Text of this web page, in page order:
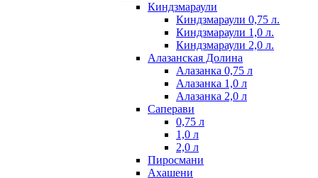
Киндзмараули
Киндзмараули 0,75 л.
Киндзмараули 1,0 л.
Киндзмараули 2,0 л.
Алазанская Долина
Алазанка 0,75 л
Алазанка 1,0 л
Алазанка 2,0 л
Саперави
0,75 л
1,0 л
2,0 л
Пиросмани
Ахашени